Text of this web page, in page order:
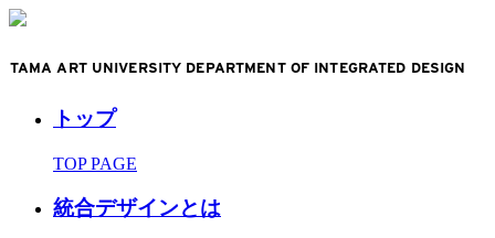
TAMA ART UNIVERSITY DEPARTMENT OF INTEGRATED DESIGN
トップ
TOP PAGE
統合デザインとは